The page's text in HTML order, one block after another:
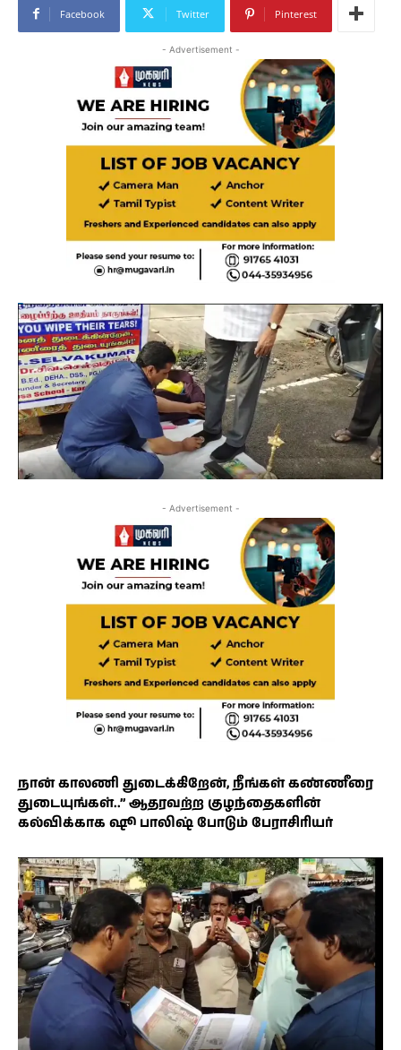
Facebook Twitter Pinterest
- Advertisement -
- Advertisement -
நான் காலணி துடைக்கிறேன், நீங்கள் கண்ணீரை
துடையுங்கள்..” ஆதரவற்ற குழந்தைகளின்
கல்விக்காக ஷூ பாலிஷ் போடும் பேராசிரியர்